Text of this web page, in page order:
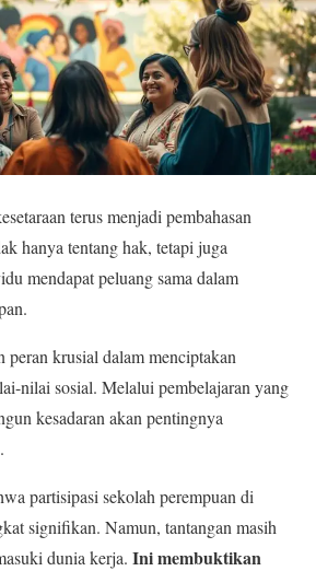
terus menjadi pembahasan
hanya tentang hak, tetapi juga
mendapat peluang sama dalam
peran krusial dalam menciptakan
nilai sosial. Melalui pembelajaran yang
kesadaran akan pentingnya
partisipasi sekolah perempuan di
signifikan. Namun, tantangan masih
dunia kerja. Ini membuktikan